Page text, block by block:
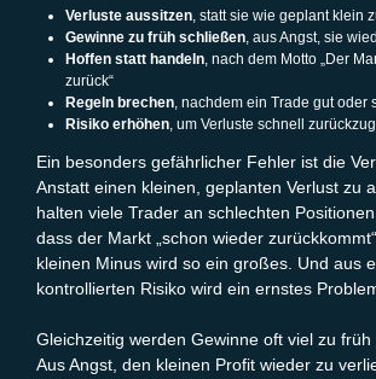
Verluste aussitzen , statt sie wie geplant klein
Gewinne zu früh schließen , aus Angst, sie
Hoffen statt handeln , nach dem Motto „Der
zurück“
Regeln brechen , nachdem ein Trade gut oder
Risiko erhöhen , um Verluste schnell
Ein besonders gefährlicher Fehler ist die
Anstatt einen kleinen, geplanten Verlust zu
halten viele Trader an schlechten
dass der Markt „schon wieder
kleinen Minus wird so ein großes. Und aus
kontrollierten Risiko wird ein ernstes
Gleichzeitig werden Gewinne oft viel zu früh
Aus Angst, den kleinen Profit wieder zu